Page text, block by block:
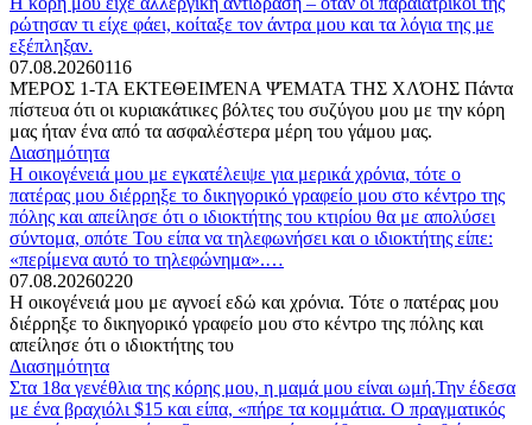
ρώτησαν τι είχε φάει, κοίταξε τον άντρα μου και τα λόγια της με
εξέπληξαν.
07.08.20260116
ΜΈΡΟΣ 1-ΤΑ ΕΚΤΕΘΕΙΜΈΝΑ ΨΈΜΑΤΑ ΤΗΣ ΧΛΌΗΣ Πάντα
πίστευα ότι οι κυριακάτικες βόλτες του συζύγου μου με την κόρη
μας ήταν ένα από τα ασφαλέστερα μέρη του γάμου μας.
Διασημότητα
Η οικογένειά μου με εγκατέλειψε για μερικά χρόνια, τότε ο
πατέρας μου διέρρηξε το δικηγορικό γραφείο μου στο κέντρο της
πόλης και απείλησε ότι ο ιδιοκτήτης του κτιρίου θα με απολύσει
σύντομα, οπότε Του είπα να τηλεφωνήσει και ο ιδιοκτήτης είπε:
«περίμενα αυτό το τηλεφώνημα».…
07.08.20260220
Η οικογένειά μου με αγνοεί εδώ και χρόνια. Τότε ο πατέρας μου
διέρρηξε το δικηγορικό γραφείο μου στο κέντρο της πόλης και
απείλησε ότι ο ιδιοκτήτης του
Διασημότητα
Στα 18α γενέθλια της κόρης μου, η μαμά μου είναι ωμή.Την έδεσα
με ένα βραχιόλι $15 και είπα, «πήρε τα κομμάτια. Ο πραγματικός